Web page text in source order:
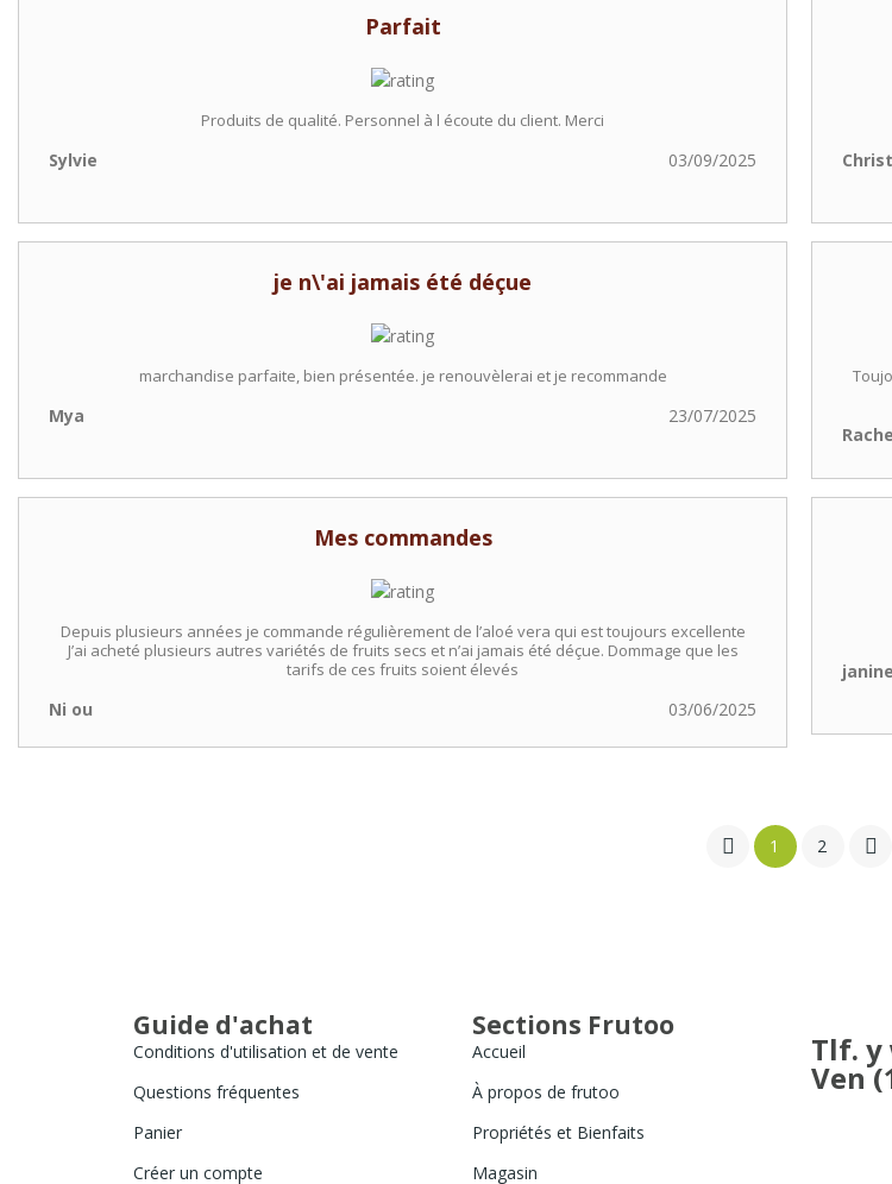
Parfait
Produits de qualité. Personnel à l écoute du client. Merci
Sylvie 03/09/2025
je n\'ai jamais été déçue
marchandise parfaite, bien présentée. je renouvèlerai et je recommande
Mya 23/07/2025
Mes commandes
Depuis plusieurs années je commande régulièrement de l’aloé vera qui est toujours excellente
J’ai acheté plusieurs autres variétés de fruits secs et n’ai jamais été déçue. Dommage que les
tarifs de ces fruits soient élevés
Ni ou 03/06/2025
janine
 1 2 
Guide d'achat
Conditions d'utilisation et de vente
Questions fréquentes
Panier
Créer un compte
Sections Frutoo
Accueil
À propos de frutoo
Propriétés et Bienfaits
Magasin
Tlf. y
Ven